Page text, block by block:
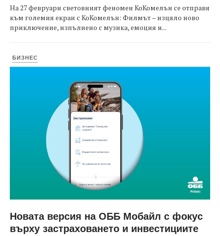
На 27 февруари световният феномен КоКомелън се отправя
към големия екран с КоКомелън: Филмът – изцяло ново
приключение, изпълнено с музика, емоция и...
БИЗНЕС
Новата версия на ОББ Мобайл с фокус
върху застраховането и инвестициите